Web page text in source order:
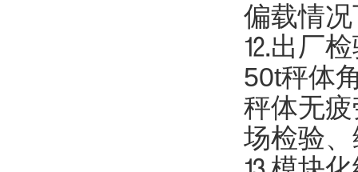
偏载情
⒓出厂检
50t秤体
秤体无
场检验